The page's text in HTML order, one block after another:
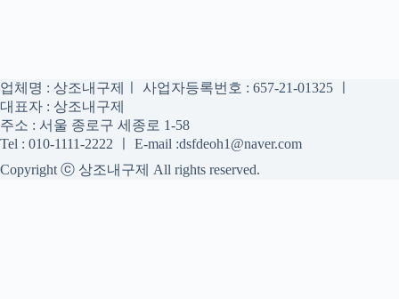
업체명 : 상조내구제ㅣ 사업자등록번호 : 657-21-01325 ㅣ
대표자 : 상조내구제
주소 : 서울 종로구 세종로 1-58
Tel : 010-1111-2222 ㅣ E-mail :dsfdeoh1@naver.com
Copyright ⓒ 상조내구제 All rights reserved.